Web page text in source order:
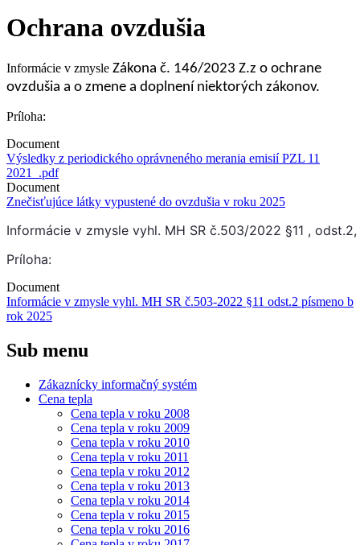
Ochrana ovzdušia
Informácie v zmysle Zákona č. 146/2023 Z.z o ochrane
ovzdušia a o zmene a doplnení niektorých zákonov.
Príloha:
Document
Výsledky z periodického oprávneného merania emisií PZL 11
2021_.pdf
Document
Znečisťujúce látky vypustené do ovzdušia v roku 2025
Informácie v zmysle vyhl. MH SR č.503/2022 §11 ,
Príloha:
Document
Informácie v zmysle vyhl. MH SR č.503-2022 §11 odst.2 písmeno b
rok 2025
Sub menu
Zákaznícky informačný systém
Cena tepla
Cena tepla v roku 2008
Cena tepla v roku 2009
Cena tepla v roku 2010
Cena tepla v roku 2011
Cena tepla v roku 2012
Cena tepla v roku 2013
Cena tepla v roku 2014
Cena tepla v roku 2015
Cena tepla v roku 2016